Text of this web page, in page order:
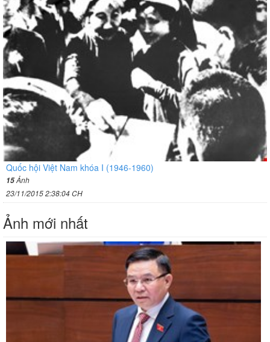
Quốc hội Việt Nam khóa I (1946-1960)
15Ảnh
23/11/2015 2:38:04 CH
Ảnh mới nhất